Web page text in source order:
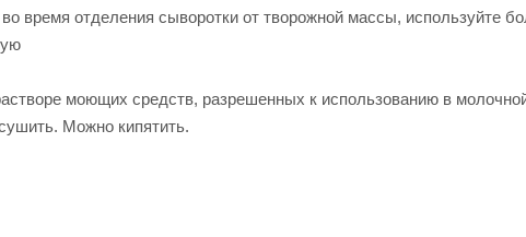
время отделения сыворотки от творожной массы, используйте
моющих средств, разрешенных к использованию в
Можно кипятить.